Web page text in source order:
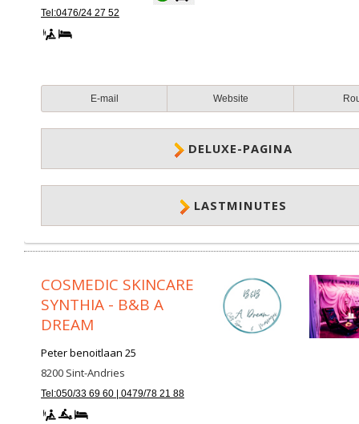
Tel:0476/24 27 52
E-mail Website
DELUXE-PAGINA
LASTMINUTES
COSMEDIC SKINCARE
SYNTHIA - B&B A
DREAM
Peter benoitlaan 25
8200 Sint-Andries
Tel:050/33 69 60 | 0479/78 21 88